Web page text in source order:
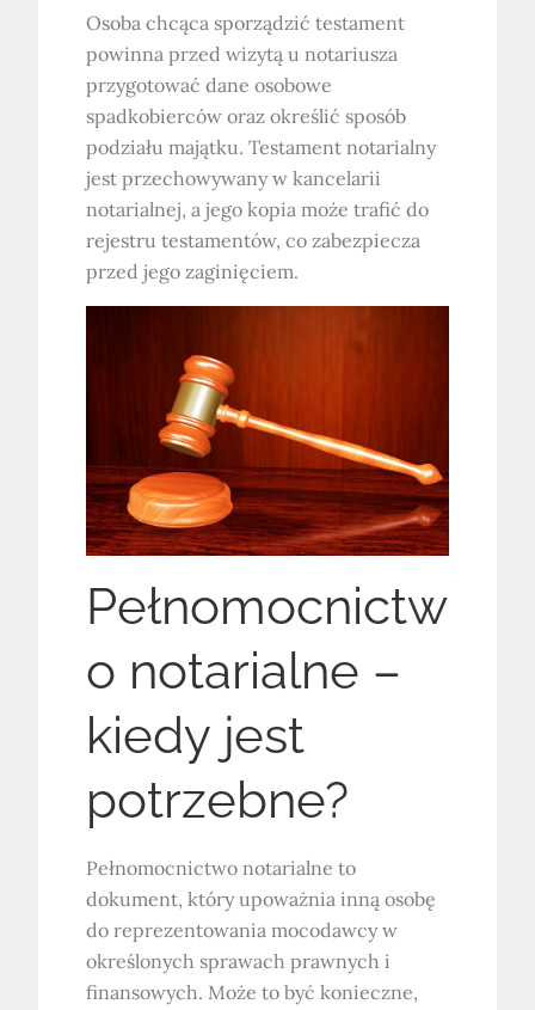
Osoba chcąca sporządzić testament
powinna przed wizytą u notariusza
przygotować dane osobowe
spadkobierców oraz określić sposób
podziału majątku. Testament notarialny
jest przechowywany w kancelarii
notarialnej, a jego kopia może trafić do
rejestru testamentów, co zabezpiecza
przed jego zaginięciem.
Pełnomocnictw
o notarialne –
kiedy jest
potrzebne?
Pełnomocnictwo notarialne to
dokument, który upoważnia inną osobę
do reprezentowania mocodawcy w
określonych sprawach prawnych i
finansowych. Może to być konieczne,